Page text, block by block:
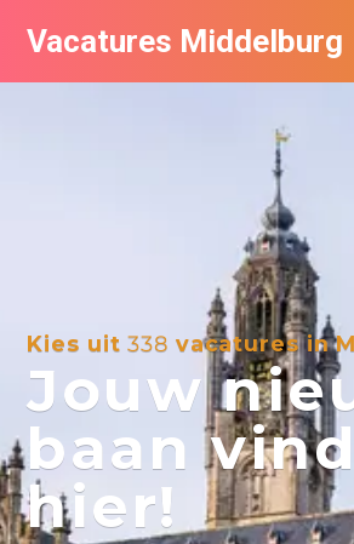
Vacatures Middelburg
Kies uit338 vacatures in
Jouw
baan
hier!
Vacatures per bedrijf